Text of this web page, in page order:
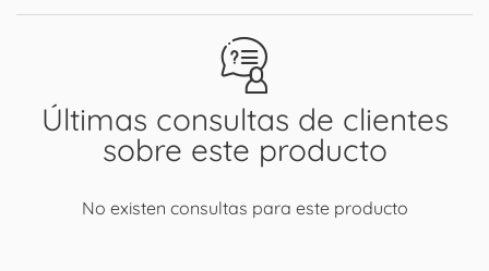
Últimas consultas de clientes
sobre este producto
No existen consultas para este producto